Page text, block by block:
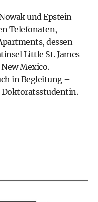
und Epstein
Telefonaten,
dessen
Little St. James
Mexico.
in Begleitung –
.